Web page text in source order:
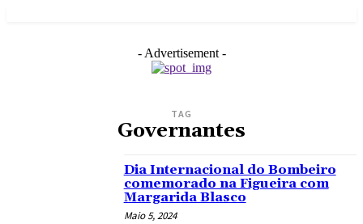
- Advertisement -
TAG
Governantes
Dia Internacional do Bombeiro
comemorado na Figueira com
Margarida Blasco
Maio 5, 2024